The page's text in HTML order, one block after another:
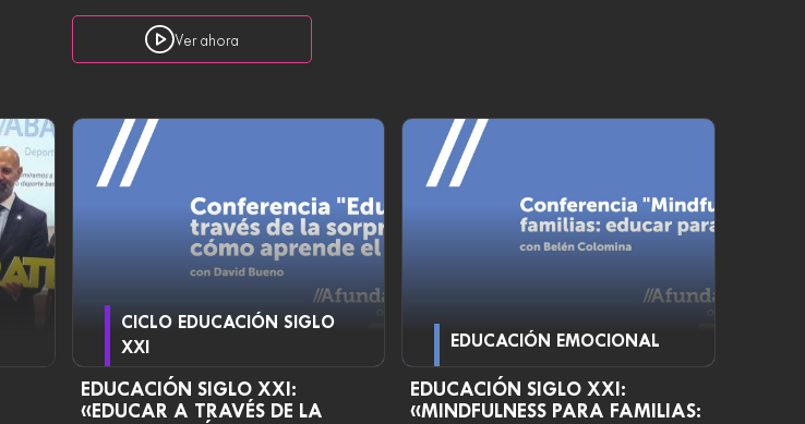
Ver ahora
CICLO EDUCACIÓN SIGLO
XXI
EDUCACIÓN SIGLO XXI:
«EDUCAR A TRAVÉS DE LA
EDUCACIÓN EMOCIONAL
EDUCACIÓN SIGLO XXI:
«MINDFULNESS PARA FAMILIAS: